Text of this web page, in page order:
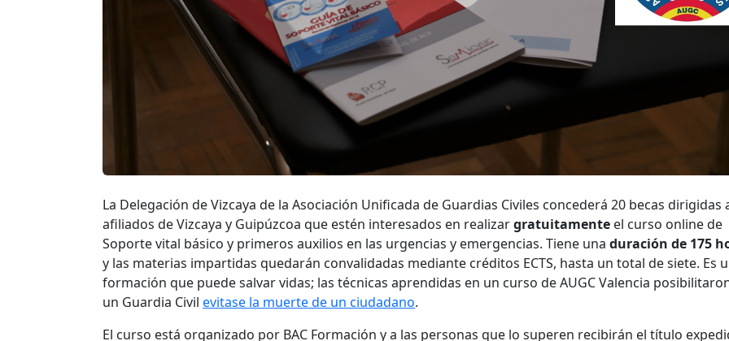
La Delegación de Vizcaya de la Asociación Unificada de Guardias Civiles concederá 20 becas dirigidas
afiliados de Vizcaya y Guipúzcoa que estén interesados en realizargratuitamente el curso online de
Soporte vital básico y primeros auxilios en las urgencias y emergencias. Tiene una duración de 175
y las materias impartidas quedarán convalidadas mediante créditos ECTS, hasta un total de siete. Es
formación que puede salvar vidas; las técnicas aprendidas en un curso de AUGC Valencia
un Guardia Civil evitase la muerte de un ciudadano.
El curso está organizado por BAC Formación y a las personas que lo superen recibirán el título